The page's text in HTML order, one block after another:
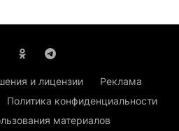
и лицензии
Реклама
Политика конфиденциальности
материалов